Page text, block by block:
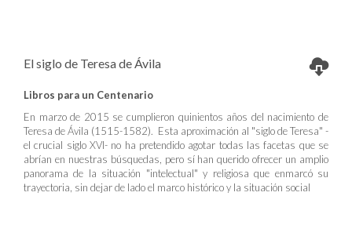
El siglo de Teresa de Ávila
Libros para un Centenario
En marzo de 2015 se cumplieron quinientos años del nacimiento de
Teresa de Ávila (1515-1582). Esta aproximación al "siglo de Teresa" -
el crucial siglo XVI- no ha pretendido agotar todas las facetas que se
abrían en nuestras búsquedas, pero sí han querido ofrecer un amplio
panorama de la situación "intelectual" y religiosa que enmarcó su
trayectoria, sin dejar de lado el marco histórico y la situación social